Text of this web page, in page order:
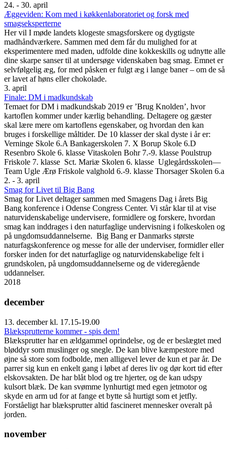
24. - 30. april
Æggeviden: Kom med i køkkenlaboratoriet og forsk med
smagseksperterne
Her vil I møde landets klogeste smagsforskere og dygtigste
madhåndværkere. Sammen med dem får du mulighed for at
eksperimentere med maden, udfolde dine kokkeskills og udnytte alle
dine skarpe sanser til at undersøge videnskaben bag smag. Emnet er
selvfølgelig æg, for med påsken er fulgt æg i lange baner – om de så
er lavet af høns eller chokolade.
3. april
Finale: DM i madkundskab
Temaet for DM i madkundskab 2019 er ’Brug Knolden’, hvor
kartoflen kommer under kærlig behandling. Deltagere og gæster
skal lære mere om kartoflens egenskaber, og hvordan den kan
bruges i forskellige måltider. De 10 klasser der skal dyste i år er:
Verninge Skole 6.A Bankagerskolen 7. X Borup Skole 6.D
Resenbro Skole 6. klasse Vitaskolen Bohr 7.-9. klasse Poulstrup
Friskole 7. klasse Sct. Mariæ Skolen 6. klasse Uglegårdsskolen—
Team Ugle Ærø Friskole valghold 6.-9. klasse Thorsager Skolen 6.a
2. - 3. april
Smag for Livet til Big Bang
Smag for Livet deltager sammen med Smagens Dag i årets Big
Bang konference i Odense Congress Center. Vi står klar til at vise
naturvidenskabelige undervisere, formidlere og forskere, hvordan
smag kan inddrages i den naturfaglige undervisning i folkeskolen og
på ungdomsuddannelserne. Big Bang er Danmarks største
naturfagskonference og messe for alle der underviser, formidler eller
forsker inden for det naturfaglige og naturvidenskabelige felt i
grundskolen, på ungdomsuddannelserne og de videregående
uddannelser.
2018
december
13. december kl. 17.15-19.00
Blæksprutterne kommer - spis dem!
Blæksprutter har en ældgammel oprindelse, og de er beslægtet med
bløddyr som muslinger og snegle. De kan blive kæmpestore med
øjne så store som fodbolde, men alligevel lever de kun et par år. De
parrer sig kun en enkelt gang i løbet af deres liv og dør kort tid efter
elskovsakten. De har blåt blod og tre hjerter, og de kan udspy
kulsort blæk. De kan svømme lynhurtigt med egen jetmotor og
skyde en arm ud for at fange et bytte så hurtigt som et jetfly.
Forståeligt har blæksprutter altid fascineret mennesker overalt på
jorden.
november